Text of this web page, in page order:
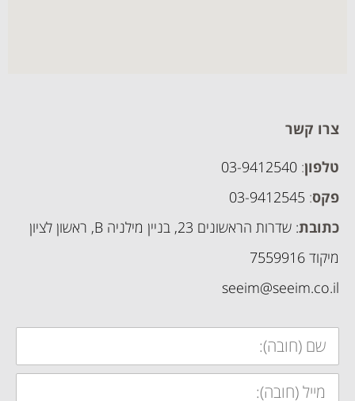
צרו קשר
טלפון:
03-9412540
פקס:
03-9412545
כתובת
: שדרות הראשונים 23, בניין מילניה B, ראשון לציון
מיקוד 7559916
seeim@seeim.co.il
שם:
מייל: